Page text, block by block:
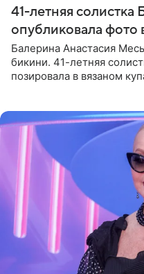
41-летняя солистка
опубликовала фото
Балерина Анастасия
бикини. 41-летняя
позировала в вязаном